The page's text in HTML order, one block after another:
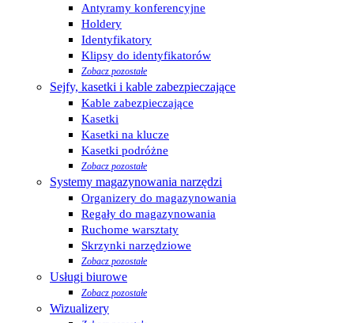
Antyramy konferencyjne
Holdery
Identyfikatory
Klipsy do identyfikatorów
Zobacz pozostałe
Sejfy, kasetki i kable zabezpieczające
Kable zabezpieczające
Kasetki
Kasetki na klucze
Kasetki podróżne
Zobacz pozostałe
Systemy magazynowania narzędzi
Organizery do magazynowania
Regały do magazynowania
Ruchome warsztaty
Skrzynki narzędziowe
Zobacz pozostałe
Usługi biurowe
Zobacz pozostałe
Wizualizery